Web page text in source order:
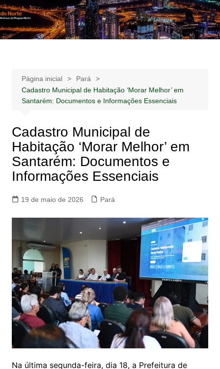
Ir
para
o
Notícias –
Publicidades –
Notícias – Publicidades – Anúncios
Página inicial
Pará
Cadastro Municipal de Habitação ‘Morar Melhor’ em
Santarém: Documentos e Informações Essenciais
Cadastro Municipal de
Habitação ‘Morar Melhor’ em
Santarém: Documentos e
Informações Essenciais
19 de maio de 2026 Pará
Na última segunda-feira, dia 18, a Prefeitura de